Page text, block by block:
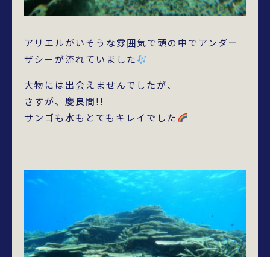
アリエルがいそうな雰囲気で頭の中でアンダー
ザシーが流れていました
大物には出会えませんでしたが、
さすが、慶良間!!
サンゴも水もとてもキレイでした